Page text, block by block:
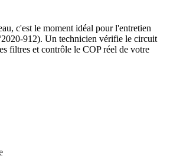
c'est le moment idéal pour l'entretien
912). Un technicien vérifie le circuit
filtres et contrôle le COP réel de votre